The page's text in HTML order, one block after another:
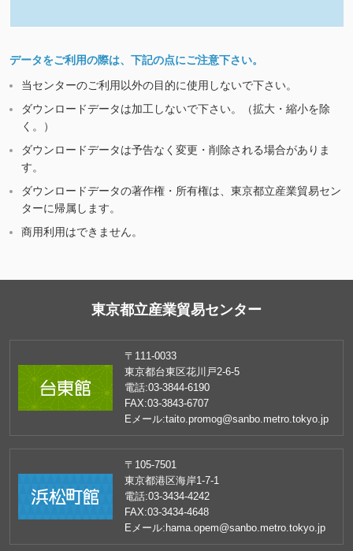
データをご利用の際は、下記の点にご注意下さい。
当センターのご利用以外の目的に使用しないで下さい。
ダウンロードデータは加工しないで下さい。（拡大・縮小を除
く。）
ダウンロードデータは予告なく変更・削除される場合がありま
す。
ダウンロードデータの著作権・所有権は、東京都立産業貿易セン
ターに帰属します。
商用利用はできません。
東京都立産業貿易センター
〒111-0033
東京都台東区花川戸2-6-5
電話:03-3844-6190
FAX:03-3843-6707
Eメール:taito.promog@sanbo.metro.tokyo.jp
〒105-7501
東京都港区海岸1-7-1
電話:03-3434-4242
FAX:03-3434-4648
Eメール: hama.opem@sanbo.metro.tokyo.jp